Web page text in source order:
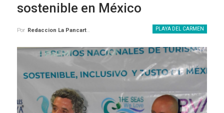
sostenible en México
PLAYA DEL CARMEN
Por Redaccion La Pancarta De Quintana Roo